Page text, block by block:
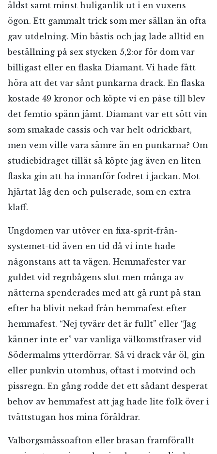
äldst samt minst huliganlik ut i en vuxens
ögon. Ett gammalt trick som mer sällan än ofta
gav utdelning. Min bästis och jag lade alltid en
beställning på sex stycken 5,2:or för dom var
billigast eller en flaska Diamant. Vi hade fått
höra att det var sånt punkarna drack. En flaska
kostade 49 kronor och köpte vi en påse till blev
det femtio spänn jämt. Diamant var ett sött vin
som smakade cassis och var helt odrickbart,
men vem ville vara sämre än en punkarna? Om
studiebidraget tillät så köpte jag även en liten
flaska gin att ha innanför fodret i jackan. Mot
hjärtat låg den och pulserade, som en extra
klaff.
Ungdomen var utöver en fixa-sprit-från-
systemet-tid även en tid då vi inte hade
någonstans att ta vägen. Hemmafester var
guldet vid regnbågens slut men många av
nätterna spenderades med att gå runt på stan
efter ha blivit nekad från hemmafest efter
hemmafest. “Nej tyvärr det är fullt” eller “Jag
känner inte er” var vanliga välkomstfraser vid
Södermalms ytterdörrar. Så vi drack vår öl, gin
eller punkvin utomhus, oftast i motvind och
pissregn. En gång rodde det ett sådant desperat
behov av hemmafest att jag hade lite folk över i
tvättstugan hos mina föräldrar.
Valborgsmässoafton eller brasan framförallt